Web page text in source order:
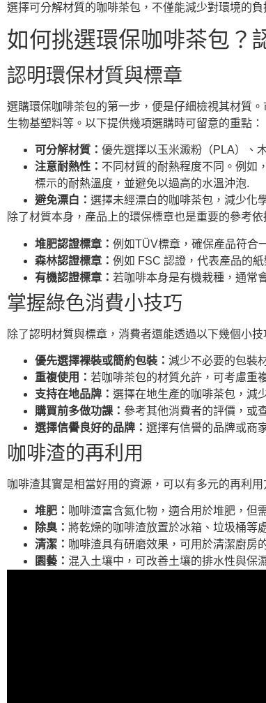
選擇可分解材質的咖啡茶包，不僅能減少對環境的
如何挑選環保咖啡茶包？
認明環保材質與標章
選購環保咖啡茶包的第一步，便是仔細檢視其材質
生物基塑料等。以下提供幾項選購時可留意的重點：
可分解材質： 優先選擇以玉米澱粉（PLA）、
注意耐熱性： 不同材質的耐熱程度不同。例如
標示的耐熱溫度，並避免以過高的水溫沖泡.
避免漂白： 選擇未經漂白的咖啡茶包，減少化
除了材質本身，產品上的環保標章也是重要的參考
堆肥認證標章： 例如TÜV標章，確保產品符合
森林認證標章： 例如 FSC 認證，代表產品的
有機認證標章： 若咖啡本身是有機栽種，通常
掌握綠色消費小技巧
除了認明材質與標章，消費者還能透過以下幾個小
優先選擇裸裝或簡約包裝： 減少不必要的包裝
重複使用： 若咖啡茶包的材質允許，可考慮重
支持在地品牌： 選擇在地生產的咖啡茶包，減
購買前多做功課： 參考其他消費者的評價，或
選擇信譽良好的品牌： 選擇有信譽的品牌或商
咖啡渣的再利用
咖啡渣其實是相當好用的資源，可以有多元的再利
堆肥： 咖啡渣富含氮化物，適合用於堆肥，但
除臭： 將乾燥的咖啡渣放置於冰箱、垃圾桶等
清潔： 咖啡渣具有研磨效果，可用於清潔廚房
園藝： 混入土壤中，可改善土壤的排水性與保